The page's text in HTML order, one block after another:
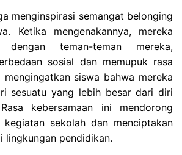
menginspirasi semangat belonging
Ketika mengenakannya, mereka
dengan teman-teman mereka,
sosial dan memupuk rasa
mengingatkan siswa bahwa mereka
sesuatu yang lebih besar dari diri
kebersamaan ini mendorong
kegiatan sekolah dan menciptakan
pendidikan.